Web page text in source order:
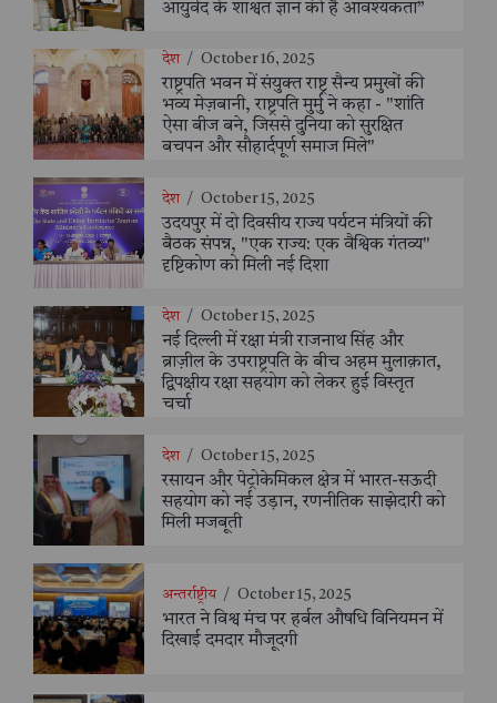
आयुर्वेद के शाश्वत ज्ञान की है आवश्यकता”
देश / October 16, 2025
राष्ट्रपति भवन में संयुक्त राष्ट्र सैन्य प्रमुखों की
भव्य मेज़बानी, राष्ट्रपति मुर्मु ने कहा - "शांति
ऐसा बीज बने, जिससे दुनिया को सुरक्षित
बचपन और सौहार्दपूर्ण समाज मिले"
देश / October 15, 2025
उदयपुर में दो दिवसीय राज्य पर्यटन मंत्रियों की
बैठक संपन्न, "एक राज्य: एक वैश्विक गंतव्य"
दृष्टिकोण को मिली नई दिशा
देश / October 15, 2025
नई दिल्ली में रक्षा मंत्री राजनाथ सिंह और
ब्राज़ील के उपराष्ट्रपति के बीच अहम मुलाक़ात,
द्विपक्षीय रक्षा सहयोग को लेकर हुई विस्तृत
चर्चा
देश / October 15, 2025
रसायन और पेट्रोकेमिकल क्षेत्र में भारत-सऊदी
सहयोग को नई उड़ान, रणनीतिक साझेदारी को
मिली मजबूती
अन्तर्राष्ट्रीय / October 15, 2025
भारत ने विश्व मंच पर हर्बल औषधि विनियमन में
दिखाई दमदार मौजूदगी